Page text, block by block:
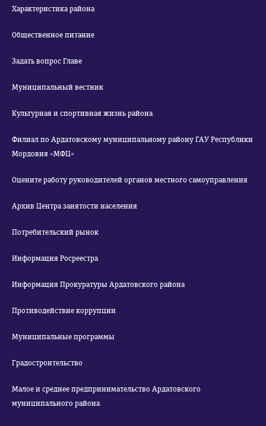
Характеристика района
Общественное питание
Задать вопрос Главе
Муниципальный вестник
Культурная и спортивная жизнь района
Филиал по Ардатовскому муниципальному району ГАУ Республики
Мордовия «МФЦ»
Оцените работу руководителей органов местного самоуправления
Архив Центра занятости населения
Потребительский рынок
Информация Росреестра
Информация Прокуратуры Ардатовского района
Противодействие коррупции
Муниципальные программы
Градостроительство
Малое и среднее предпринимательство Ардатовского
муниципального района